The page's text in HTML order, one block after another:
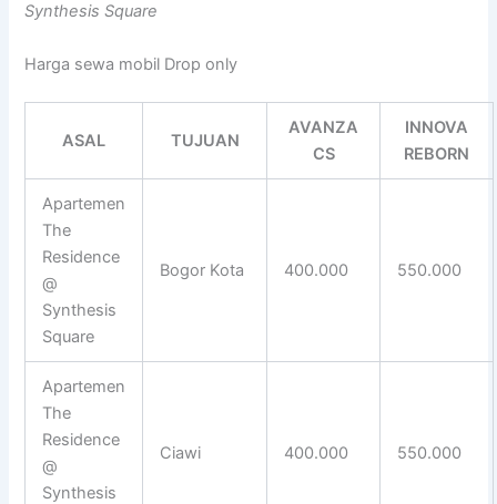
Synthesis Square
Harga sewa mobil Drop only
ASAL TUJUAN
AVANZA
CS
INNOVA
REBORN
Apartemen
The
Residence
@
Synthesis
Square
Bogor Kota 400.000 550.000
Apartemen
The
Residence
@
Synthesis
Ciawi 400.000 550.000